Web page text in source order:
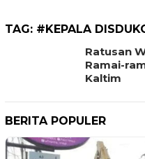
TAG: #KEPALA
Ratusan
Ramai-
Kaltim
BERITA POPULER